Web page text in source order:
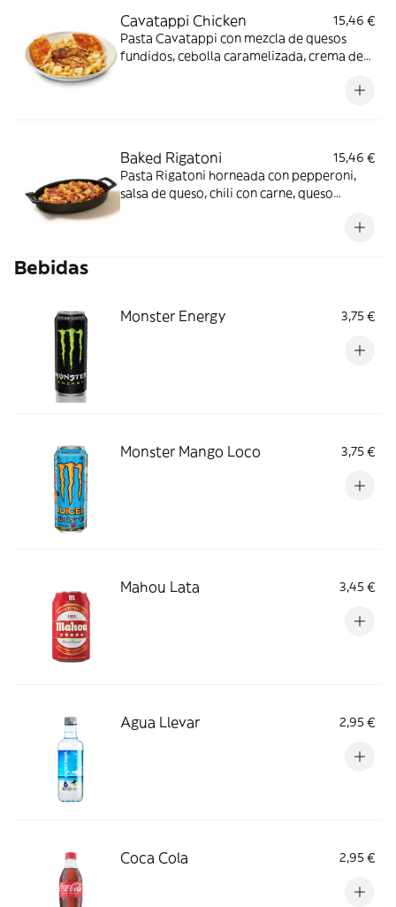
Cavatappi Chicken
15,46 €
Pasta Cavatappi con mezcla de quesos
fundidos, cebolla caramelizada, crema de
Baked Rigatoni
15,46 €
Pasta Rigatoni horneada con pepperoni,
salsa de queso, chili con carne, queso
Bebidas
Monster Energy 3,75 €
Monster Mango Loco 3,75 €
Mahou Lata 3,45 €
Agua Llevar 2,95 €
Coca Cola 2,95 €